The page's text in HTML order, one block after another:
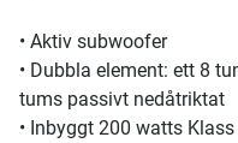
• Aktiv subwoofer
• Dubbla element: ett 8
tums passivt nedåtriktat
• Inbyggt 200 watts